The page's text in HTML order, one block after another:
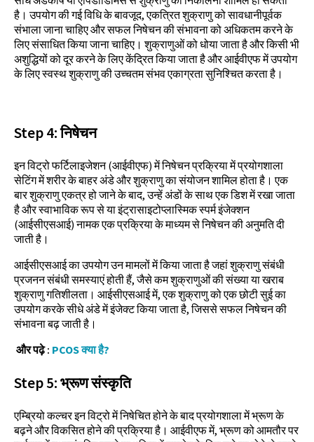
है। उपयोग की गई विधि के बावजूद, एकत्रित शुक्राणु को सावधानीपूर्वक
संभाला जाना चाहिए और सफल निषेचन की संभावना को अधिकतम करने के
लिए संसाधित किया जाना चाहिए। शुक्राणुओं को धोया जाता है और किसी भी
अशुद्धियों को दूर करने के लिए केंद्रित किया जाता है और आईवीएफ में उपयोग
के लिए स्वस्थ शुक्राणु की उच्चतम संभव एकाग्रता सुनिश्चित करता है।
Step4:निषेचन
इन विट्रो फर्टिलाइजेशन (आईवीएफ) में निषेचन प्रक्रिया में प्रयोगशाला
सेटिंग में शरीर के बाहर अंडे और शुक्राणु का संयोजन शामिल होता है। एक
बार शुक्राणु एकत्र हो जाने के बाद, उन्हें अंडों के साथ एक डिश में रखा जाता
है और स्वाभाविक रूप से या इंट्रासाइटोप्लास्मिक स्पर्म इंजेक्शन
(आईसीएसआई) नामक एक प्रक्रिया के माध्यम से निषेचन की अनुमति दी
जाती है।
आईसीएसआई का उपयोग उन मामलों में किया जाता है जहां शुक्राणु संबंधी
प्रजनन संबंधी समस्याएं होती हैं, जैसे कम शुक्राणुओं की संख्या या खराब
शुक्राणु गतिशीलता। आईसीएसआई में, एक शुक्राणु को एक छोटी सुई का
उपयोग करके सीधे अंडे में इंजेक्ट किया जाता है, जिससे सफल निषेचन की
संभावना बढ़ जाती है।
और पढ़े : PCOS क्या है?
Step5:भ्रूण संस्कृति
एम्ब्रियो कल्चर इन विट्रो में निषेचित होने के बाद प्रयोगशाला में भ्रूण के
बढ़ने और विकसित होने की प्रक्रिया है। आईवीएफ में, भ्रूण को आमतौर पर